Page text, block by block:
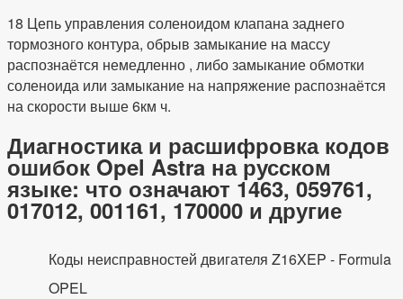
18 Цепь управления соленоидом клапана заднего
тормозного контура, обрыв замыкание на массу
распознаётся немедленно , либо замыкание обмотки
соленоида или замыкание на напряжение распознаётся
на скорости выше 6км ч.
Диагностика и расшифровка кодов
ошибок Opel Astra на русском
языке: что означают 1463, 059761,
017012, 001161, 170000 и другие
Коды неисправностей двигателя Z16XEP - Formula
OPEL